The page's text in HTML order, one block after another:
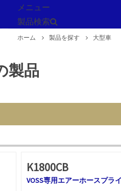
メニュー
製品検索
ホーム 製品を探す 大型車
製品
K1800CB
VOSS専用エアーホースプラ